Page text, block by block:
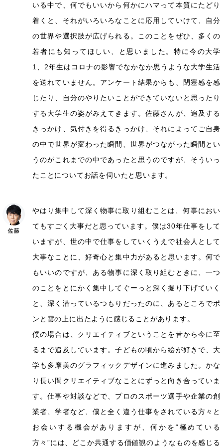
いる中で、何でもいいから何かにハマって本質にたどり
着くと、それがいろいろなことに応用していけて、自分
の世界や選択肢が広げられる。このことをぜひ、多くの
若者にも知ってほしい、と思いました。特に今の大学
1、2年生はコロナの影響でなかなか思うような大学生活
を送れていません。アンケート結果からも、閉塞感を感
じたり、自分のやりたいことができていないと思ったり
する大学生の姿がみえてきます。佐藤さんが、追及する
きっかけ、気付きを得るきっかけ、それによってご自身
の中で世界が変わった瞬間、世界がつながった瞬間とい
うのがこれまでの中であったと思うのですが、そういっ
たことについてお話を伺いたと思います。
やはり集中して深く物事に取り組むことは、何事におい
てもすごく大事だと思っています。僕は30年仕事をして
いますが、世の中で仕事をしていくうえで社会人として
大事なことに、好奇心と集中力があると思います。何で
もいいのですが、ある物事に深く取り組むときに、一つ
のことをとにかく集中してぐーっと深く掘り下げていく
と、深く潜っているつもりだったのに、あるところでポ
ンと雲の上に出たように感じることがあります。
僕の場合は、クリエイティブということを昔から今に至
るまで追及しています。子どもの頃から絵が好きで、大
学も多摩美のグラフィックデザインに進みました。かな
り長い間クリエイティブなことにずっと向き合っていま
す。仕事や対談などで、プロのスポーツ選手や企業の創
業者、学者など、僕と全く違う仕事をされている方々と
お会いする機会がありますが、何かを“極めている
方々”には、どこか共通する価値観のようなものを感じる